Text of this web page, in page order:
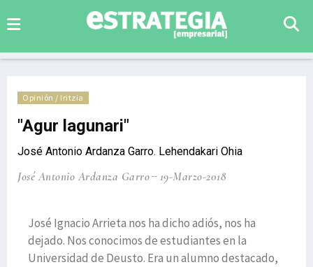
Opinión / Iritzia
"Agur lagunari"
José Antonio Ardanza Garro. Lehendakari Ohia
José Antonio Ardanza Garro 19-Marzo-2018
José Ignacio Arrieta nos ha dicho adiós, nos ha
dejado. Nos conocimos de estudiantes en la
Universidad de Deusto. Era un alumno destacado,